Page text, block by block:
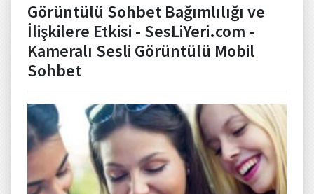
Görüntülü Sohbet Bağımlılığı ve
İlişkilere Etkisi - SesLiYeri.com -
Kameralı Sesli Görüntülü Mobil
Sohbet